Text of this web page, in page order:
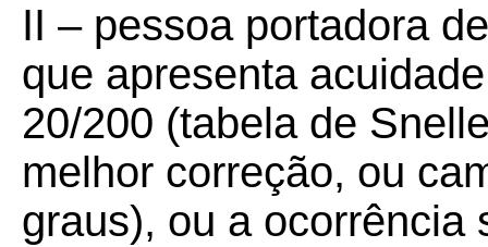
II – pessoa portadora
que apresenta
20/200 (tabela de
melhor correção, ou
graus), ou a ocorrência